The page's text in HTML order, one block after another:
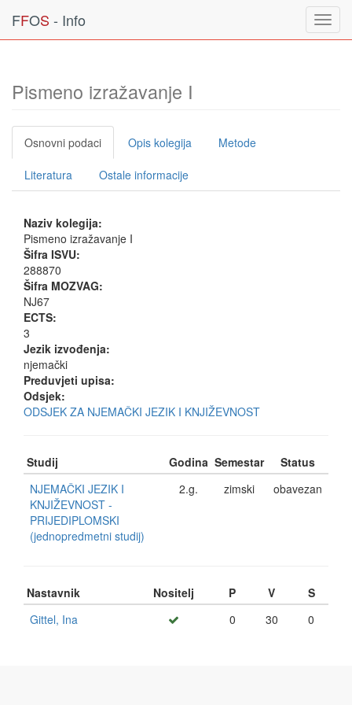
FFOS - Info
Pismeno izražavanje I
Osnovni podaci Opis kolegija Metode
Literatura Ostale informacije
Naziv kolegija:
Pismeno izražavanje I
Šifra ISVU:
288870
Šifra MOZVAG:
NJ67
ECTS:
3
Jezik izvođenja:
njemački
Preduvjeti upisa:
Odsjek:
ODSJEK ZA NJEMAČKI JEZIK I KNJIŽEVNOST
Studij Godina Semestar
Status
NJEMAČKI JEZIK I
KNJIŽEVNOST -
PRIJEDIPLOMSKI
(jednopredmetni studij)
2.g. zimski obavezan
Nastavnik Nositelj P V
S
Gittel, Ina
0 30 0